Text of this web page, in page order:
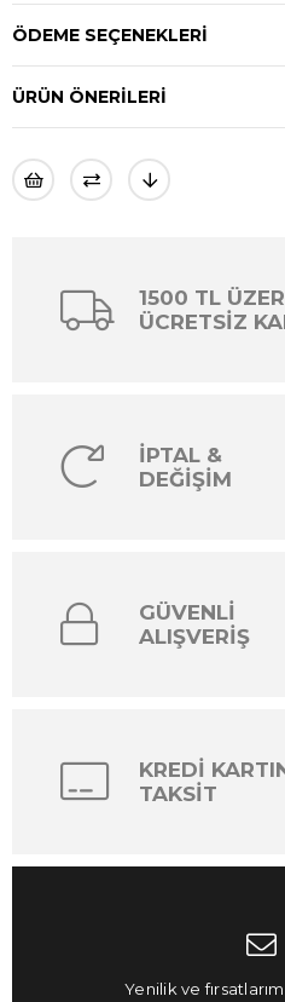
ÖDEME SEÇENEKLERI
ÜRÜN ÖNERILERI
1500 TL
ÜCRETSİZ
İPTAL &
DEĞİŞİM
GÜVENLİ
ALIŞVERİŞ
KREDİ
TAKSİT
Yenilik ve